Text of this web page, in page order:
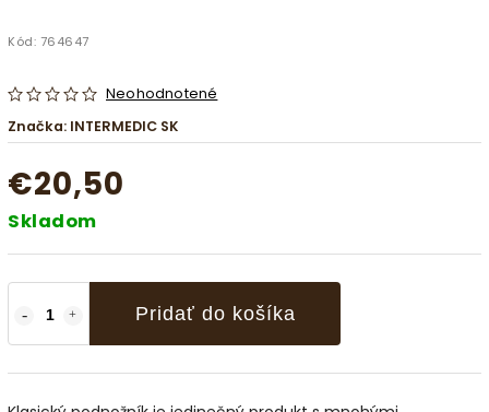
Kód: 764647
Neohodnotené
Značka: INTERMEDIC SK
€20,50
Skladom
Pridať do košíka